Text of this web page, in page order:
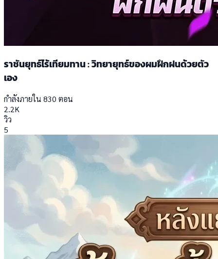
ราชันยุทธ์ไร้เทียมทาน : วิทยายุทธ์ของผมฝึกฝนด้วยตัว
เอง
กำลังภายใน 830 ตอน
2.2K
วิว
5